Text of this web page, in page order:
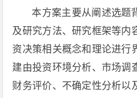
本方案主要从阐述选题
及研究方法、研究框架等内
资决策相关概念和理论进行
建由投资环境分析、市场调
财务评价、不确定性分析以